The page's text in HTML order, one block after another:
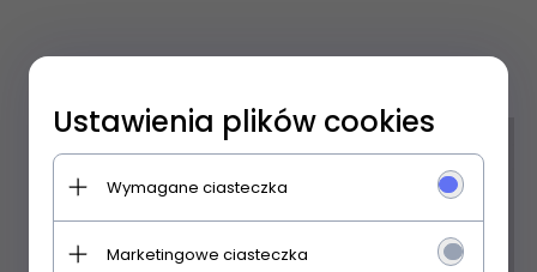
Ustawienia plików cookies
Wymagane ciasteczka
Marketingowe ciasteczka